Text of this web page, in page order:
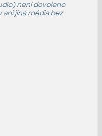
není dovoleno
ani jiná média bez